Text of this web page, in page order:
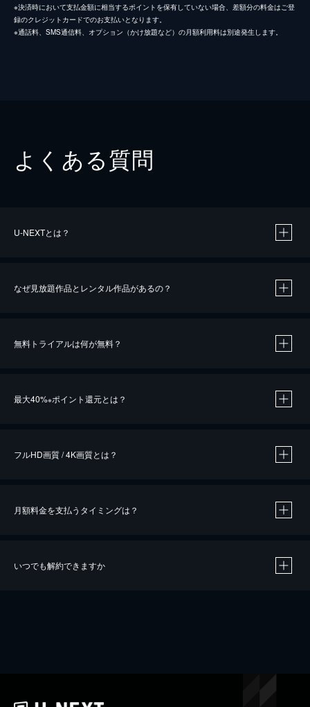
※決済時において支払金額に相当するポイントを保有していない場合、差額分の料金はご登
録のクレジットカードでのお支払いとなります。
※通話料、SMS通信料、オプション（かけ放題など）の月額利用料は別途発生します。
よくある質問
U-NEXTとは？
なぜ見放題作品とレンタル作品があるの？
無料トライアルは何が無料？
最大40%※ポイント還元とは？
※40％ポイント還元の対象は、クレジットカード決済による作品の購入 / レンタルです。
iOSアプリのUコイン決済による作品の購入 / レンタルは、20％のポイント還元です。
フルHD画質 / 4K画質とは？
月額料金を支払うタイミングは？
いつでも解約できますか